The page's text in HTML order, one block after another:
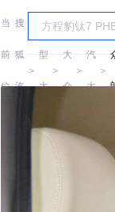
当
前
位
搜
狐
汽
＞
车
型
大
＞
大
众
＞
上
汽
大
＞